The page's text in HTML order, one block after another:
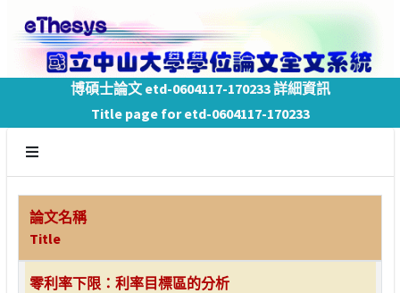
博碩士論文 etd-0604117-170233 詳細資訊
Title page for etd-0604117-170233
論文名稱
Title
零利率下限：利率目標區的分析